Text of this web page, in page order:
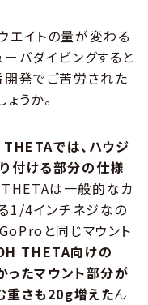
エイトの量が変わる
バダイビングすると
開発でご苦労された
うか。
では、ハウジ
付ける部分の仕様
THETAは一般的なカ
1/4インチネジなの
と同じマウント
THETA向けの
たマウント部分が
重さも20g増えたん